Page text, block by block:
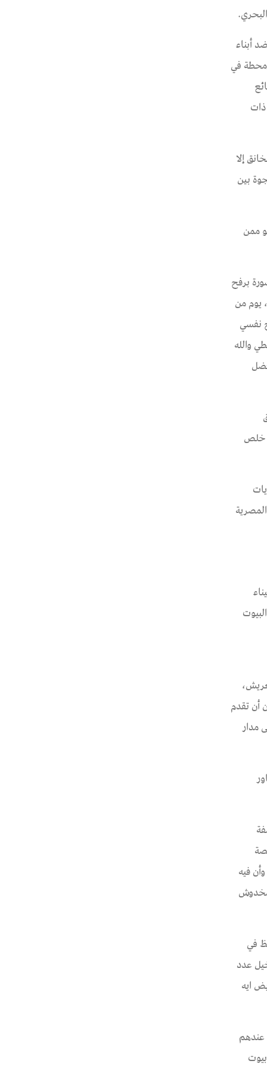
أبناء
فقط داخل العريش ومحطة في
إلا
بين
ممن
برفح
يوم من
نفسي
والله
خلص
تطوير ميناء
من البيوت
أن تقدم
مدار
فيه
مخدوش
في
عدد
ايه
عندهم